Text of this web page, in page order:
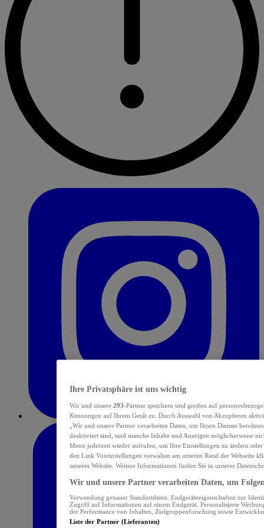
Ihre Privatsphäre ist uns wichtig
Wir und unsere 293-Partner speichern und greifen auf
Kennungen auf Ihrem Gerät zu. Durch Auswahl von Akzeptieren
„Wir und unsere Partner verarbeiten Daten, um Ihnen Dienste
deaktiviert sind, sind manche Inhalte und Anzeigen möglicherweise
Menü jederzeit wieder aufrufen, um Ihre Einstellungen zu ändern
den Link Voreinstellungen verwalten am unteren Rand der Webseite
unseres Website. Weitere Informationen finden Sie in unserer
Wir und unsere Partner verarbeiten Daten, um
Verwendung genauer Standortdaten. Endgeräteeigenschaften zur
Zugriff auf Informationen auf einem Endgerät. Personalisierte
der Performance von Inhalten, Zielgruppenforschung sowie
Liste der Partner (Lieferanten)